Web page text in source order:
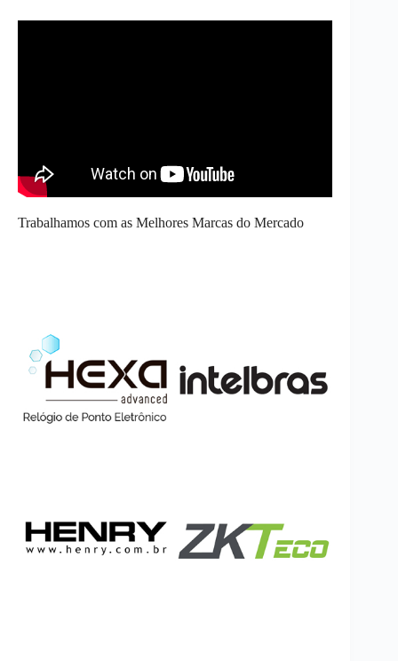
Trabalhamos com as Melhores Marcas do Mercado